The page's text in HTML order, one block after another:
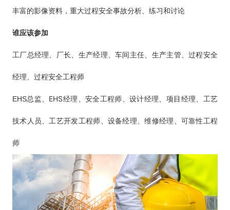
丰富的影像资料，重大过程安全事故分析、练习和讨论
谁应该参加
工厂总经理、厂长、生产经理、车间主任、生产主管、过程安全
经理、过程安全工程师
EHS总监、 EHS经理、安全工程师、设计经理、项目经理、工艺
技术人员、工艺开发工程师、设备经理、维修经理、可靠性工程
师